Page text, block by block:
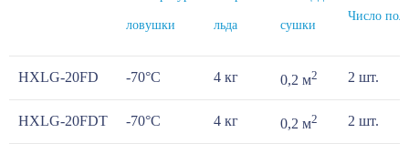
ловушки льда сушки
Число
HXLG-20FD -70°С 4 кг 0,2 м2 2 шт.
HXLG-20FDT -70°С 4 кг 0,2 м2 2 шт.